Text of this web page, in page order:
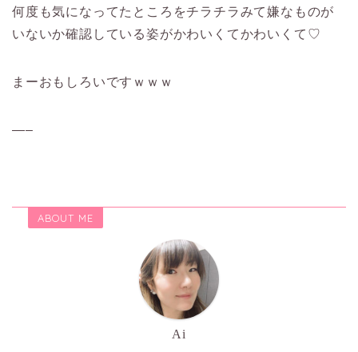
何度も気になってたところをチラチラみて嫌なものが
いないか確認している姿がかわいくてかわいくて♡
まーおもしろいですｗｗｗ
—–
ABOUT ME
Ai